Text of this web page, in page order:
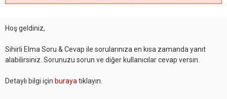
Hoş geldiniz,
Sihirli Elma Soru & Cevap ile sorularınıza en kısa zamanda yanıt
alabilirsiniz. Sorunuzu sorun ve diğer kullanıcılar cevap versin.
Detaylı bilgi için buraya tıklayın.